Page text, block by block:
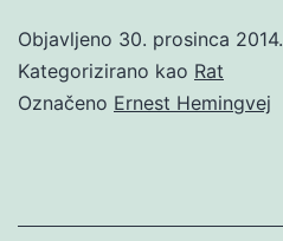
Objavljeno 30. prosinca 2014.
Kategorizirano kao Rat
Označeno Ernest Hemingvej